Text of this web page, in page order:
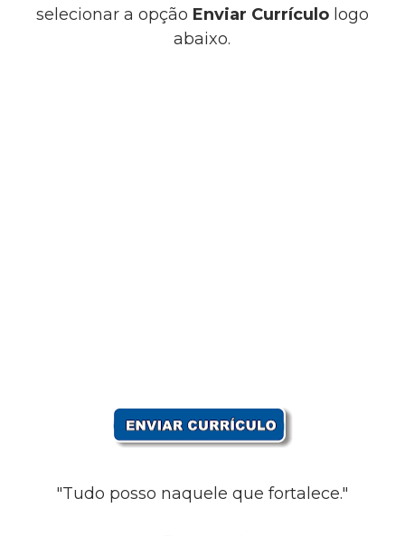
selecionar a opção Enviar Currículologo
abaixo.
"Tudo posso naquele que fortalece."